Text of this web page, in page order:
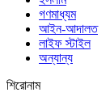
গণমাধ্যম
আইন-আদালত
লাইফ স্টাইল
অন্যান্য
শিরোনাম